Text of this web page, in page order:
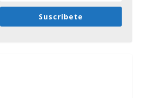
Suscríbete